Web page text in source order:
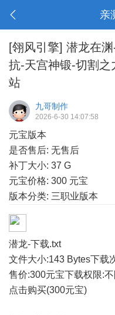
亲
[翎风引擎] 潜龙在
抗-天宫神锻-切割之
站
九哥制作
2026-6-30 14:07:58
元宝版本
是否售后: 无售后
补丁大小: 37 G
元宝价格: 300 元宝
版本分类: 三职业版本
潜龙-下载.txt
文件大小:143 Bytes下载
售价:300元宝下载权限:
点击购买(300元宝)